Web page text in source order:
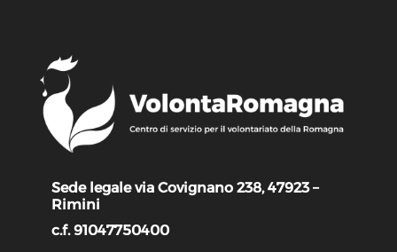
Sede legale via Covignano 238, 47923 –
Rimini
c.f. 91047750400